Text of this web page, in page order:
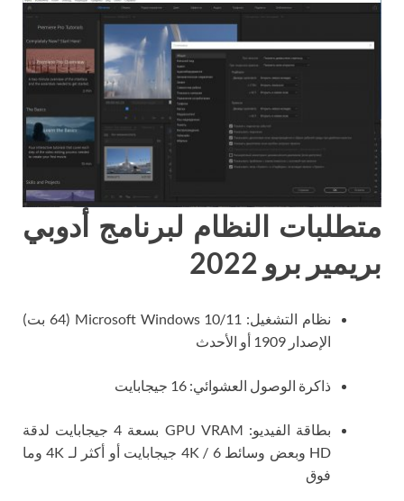
متطلبات النظام لبرنامج أدوبي
بريمير برو 2022
نظام التشغيل: Microsoft Windows 10/11 (64 بت)
الإصدار 1909 أو الأحدث
ذاكرة الوصول العشوائي: 16 جيجابايت
بطاقة الفيديو: GPU VRAM بسعة 4 جيجابايت لدقة
HD وبعض وسائط 4K / 6 جيجابايت أو أكثر لـ 4K وما
فوق